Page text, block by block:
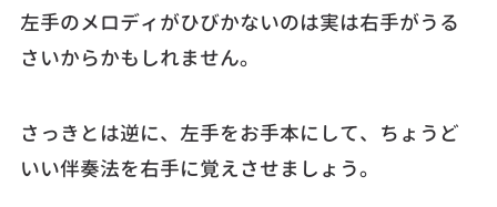
左手のメロディがひびかないのは実は右手がうる
さいからかもしれません。
さっきとは逆に、左手をお手本にして、ちょうど
いい伴奏法を右手に覚えさせましょう。